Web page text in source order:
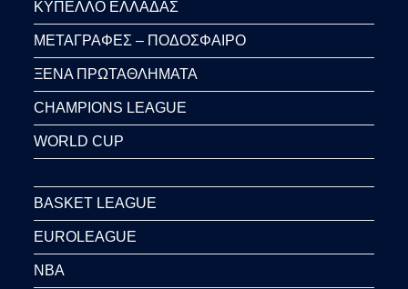
ΚΥΠΕΛΛΟ ΕΛΛΑΔΑΣ
ΜΕΤΑΓΡΑΦΕΣ – ΠΟΔΟΣΦΑΙΡΟ
ΞΕΝΑ ΠΡΩΤΑΘΛΗΜΑΤΑ
CHAMPIONS LEAGUE
WORLD CUP
BASKET LEAGUE
EUROLEAGUE
NBA